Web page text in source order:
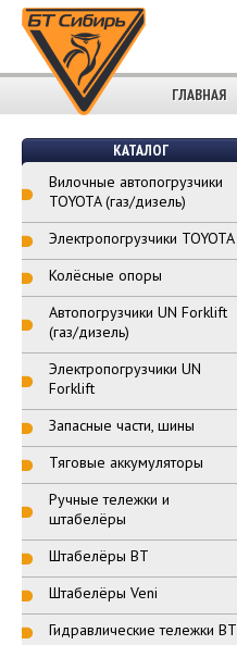
ГЛАВНАЯ
КАТАЛОГ
Вилочные автопогрузчики
TOYOTA (газ/дизель)
Электропогрузчики TOYOTA
Колёсные опоры
Автопогрузчики UN Forklift
(газ/дизель)
Электропогрузчики UN
Forklift
Запасные части, шины
Тяговые аккумуляторы
Ручные тележки и
штабелёры
Штабелёры BT
Штабелёры Veni
Гидравлические тележки BT